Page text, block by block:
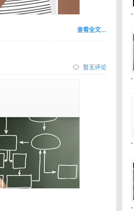
查看全文…
暂无评论